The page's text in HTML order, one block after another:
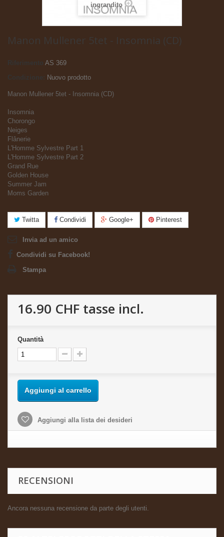
ingrandito
Manon Mullener 5tet - Insomnia (CD)
Riferimento
AS 369
Nuovo prodotto
Manon Mullener 5tet - Insomnia (CD)
Insomnia
Chorongo
Neiges
Flânerie
L'Homme Sylvestre Part 1
L'Homme Sylvestre Part 2
Grand Rue
Golden House
Summer Jam
Moms Garden
Twitta Condividi Google+ Pinterest
Invia ad un amico
Condividi su Facebook!
Stampa
16.90 CHF tasse incl.
Quantità
Aggiungi al carrello
Aggiungi alla lista dei desideri
RECENSIONI
Ancora nessuna recensione da parte degli utenti.